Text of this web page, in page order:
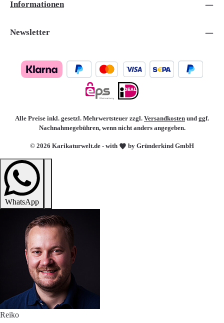
Informationen
Newsletter
© 2026 Karikaturwelt.de - with by Gründerkind GmbH
Alle Preise inkl. gesetzl. Mehrwertsteuer zzgl. Versandkosten und ggf.
Nachnahmegebühren, wenn nicht anders angegeben.
WhatsApp
Reiko